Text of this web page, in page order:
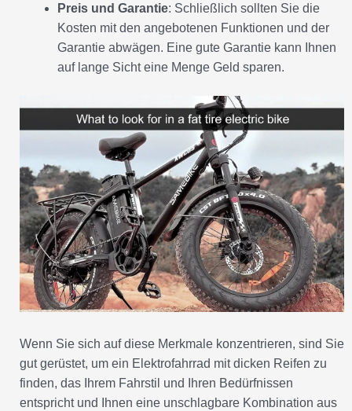
Preis und Garantie: Schließlich sollten Sie die
Kosten mit den angebotenen Funktionen und der
Garantie abwägen. Eine gute Garantie kann Ihnen
auf lange Sicht eine Menge Geld sparen.
Wenn Sie sich auf diese Merkmale konzentrieren, sind Sie
gut gerüstet, um ein Elektrofahrrad mit dicken Reifen zu
finden, das Ihrem Fahrstil und Ihren Bedürfnissen
entspricht und Ihnen eine unschlagbare Kombination aus